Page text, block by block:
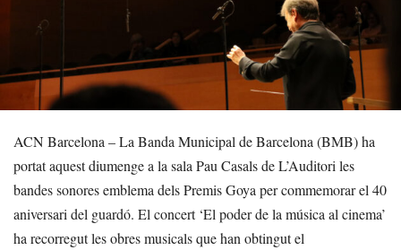
ACN Barcelona – La Banda Municipal de Barcelona (BMB) ha
portat aquest diumenge a la sala Pau Casals de L’Auditori les
bandes sonores emblema dels Premis Goya per commemorar el 40
aniversari del guardó. El concert ‘El poder de la música al cinema’
ha recorregut les obres musicals que han obtingut el